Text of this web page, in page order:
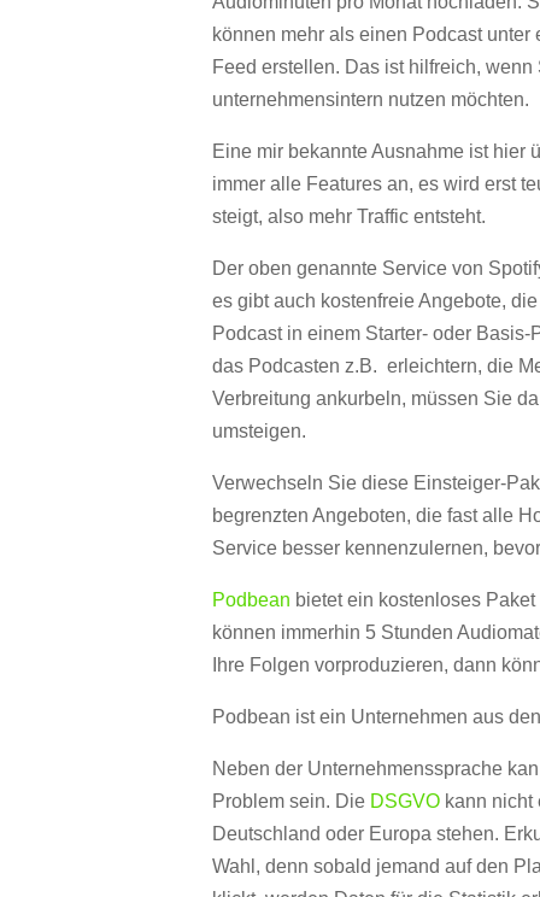
können mehr als einen Podcast
Feed erstellen. Das ist hilfreich,
unternehmensintern nutzen möchten.
Eine mir bekannte Ausnahme ist hier
immer alle Features an, es wird erst
steigt, also mehr Traffic entsteht.
Der oben genannte Service von
es gibt auch kostenfreie Angebote,
Podcast in einem Starter- oder
das Podcasten z.B. erleichtern, die
Verbreitung ankurbeln, müssen Sie
umsteigen.
Verwechseln Sie diese Einsteiger-
begrenzten Angeboten, die fast alle
Service besser kennenzulernen,
Podbean bietet ein kostenloses Paket
können immerhin 5 Stunden
Ihre Folgen vorproduzieren, dann
Podbean ist ein Unternehmen aus
Neben der Unternehmenssprache
Problem sein. Die DSGVO kann nicht
Deutschland oder Europa stehen.
Wahl, denn sobald jemand auf den